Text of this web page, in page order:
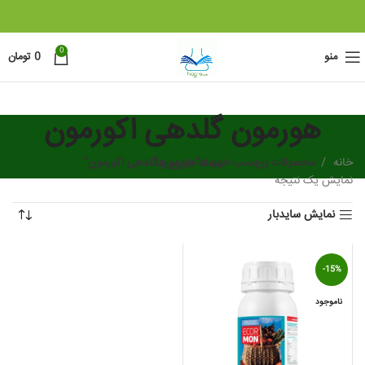
منو 0
0 تومان
هورمون گلدهی اکورمون
دسته بندی ها خانه
محصولات برچسب خورده “هورمون گلدهی اکورمون”
نمایش یک نتیجه
نمایش سایدبار
-15%
ناموجود